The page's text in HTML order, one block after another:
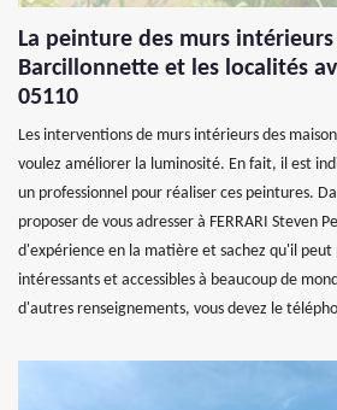
La peinture des murs
Barcillonnette et les localités
05110
Les interventions de murs intérieurs des
voulez améliorer la luminosité. En fait, il est
un professionnel pour réaliser ces peintures.
proposer de vous adresser à FERRARI Steven
d'expérience en la matière et sachez qu'il peut
intéressants et accessibles à beaucoup de
d'autres renseignements, vous devez le